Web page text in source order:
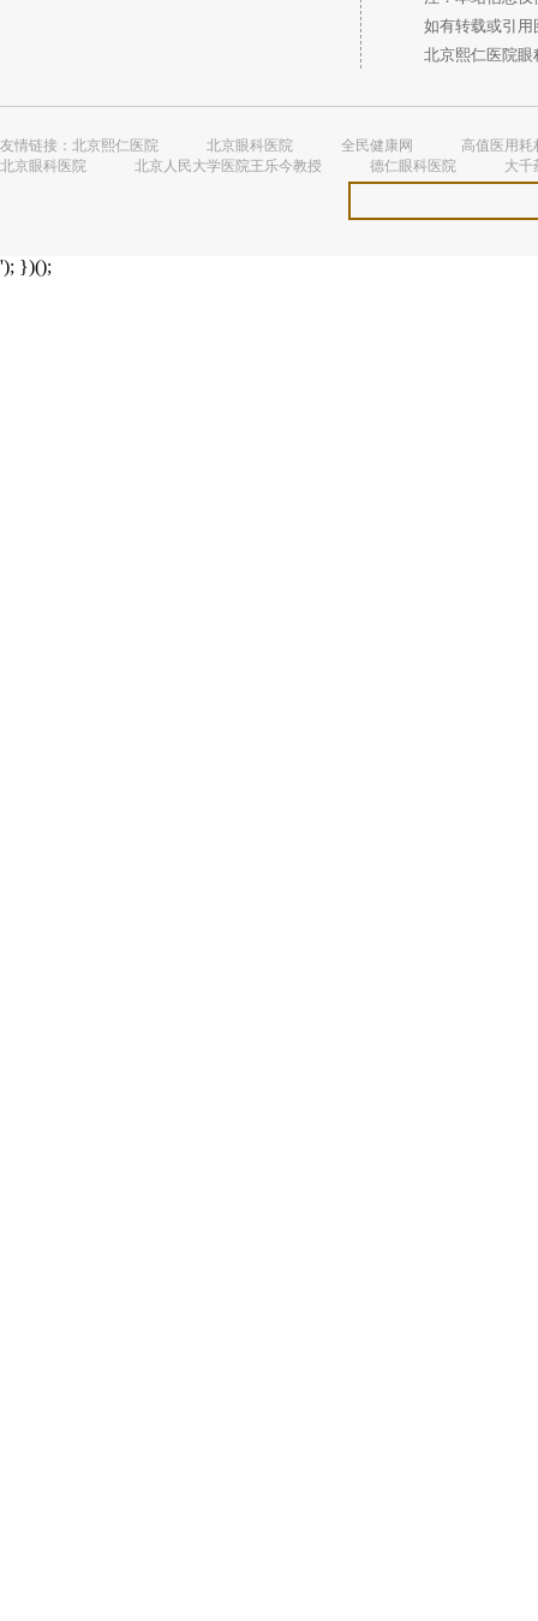
如有转载或引用
北京熙仁医院眼
友情链接： 北京熙仁医院 北京眼科医院 全民健康网
高值医用耗
北京眼科医院
北京人民大学医院王乐今教授 德仁眼科医院 大千
'); })();